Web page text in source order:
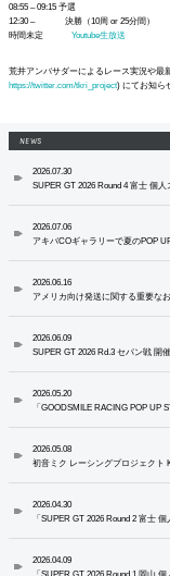
08:55 – 09:15 予選
12:30 – 決勝（10周 or 25分間）
時間未定 Youtube生放送
荒井アンバサダーによるレース実況や最
https://twitter.com/tkri_project) にてお知ら
NEWS
2026.07.30
SUPER GT 2026 Round 4 富士 個
2026.07.06
アキバCOギャラリーで夏のPOP
2026.06.16
アメリカ向け発送に関する重要な
2026.06.09
SUPER GT 2026 Rd.3 セパン戦 開
2026.05.20
「GOODSMILE RACING POP UP
2026.05.08
初音ミク レーシングプロジェクト
2026.04.30
「SUPER GT 2026 Round 2 富士
2026.04.09